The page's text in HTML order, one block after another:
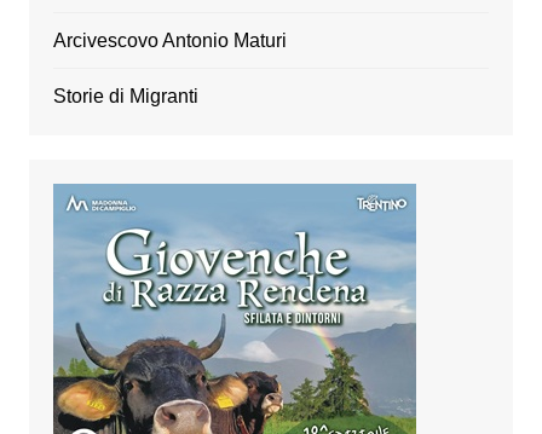
Arcivescovo Antonio Maturi
Storie di Migranti